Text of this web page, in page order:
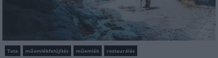
Tata műemlékfelújítás műemlék restaurálás